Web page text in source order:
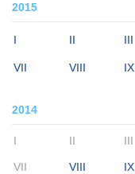
2015
I II III
VII VIII IX
2014
I II III
VII VIII IX